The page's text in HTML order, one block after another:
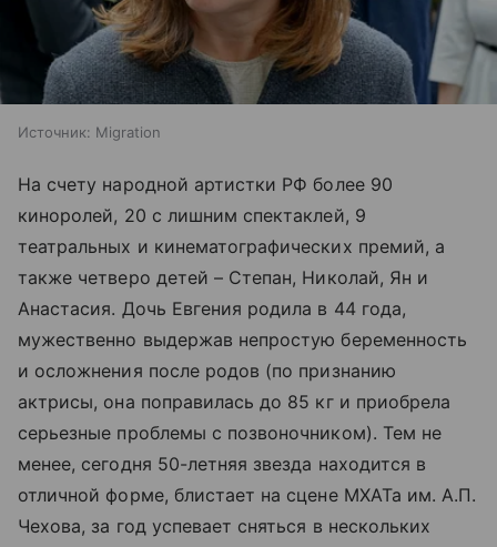
Источник: Migration
На счету народной артистки РФ более 90
киноролей, 20 с лишним спектаклей, 9
театральных и кинематографических премий, а
также четверо детей – Степан, Николай, Ян и
Анастасия. Дочь Евгения родила в 44 года,
мужественно выдержав непростую беременность
и осложнения после родов (по признанию
актрисы, она поправилась до 85 кг и приобрела
серьезные проблемы с позвоночником). Тем не
менее, сегодня 50-летняя звезда находится в
отличной форме, блистает на сцене МХАТа им. А.П.
Чехова, за год успевает сняться в нескольких